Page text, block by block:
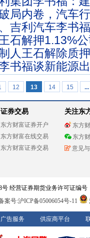
｜两会声音
局内卷，汽车
吉利汽车李书
动车辆一级交
石解押1.13%
人王石解除质
书福谈新能源
12 13 14 15 ...
证券交易
东方财富证券开户
东方财富在线交易
东方财富证券交易
关注东
东方
东方
意见
经营证券期货业务许可证编号
案号:沪ICP备05006054号-11
广告服务 供应商平台